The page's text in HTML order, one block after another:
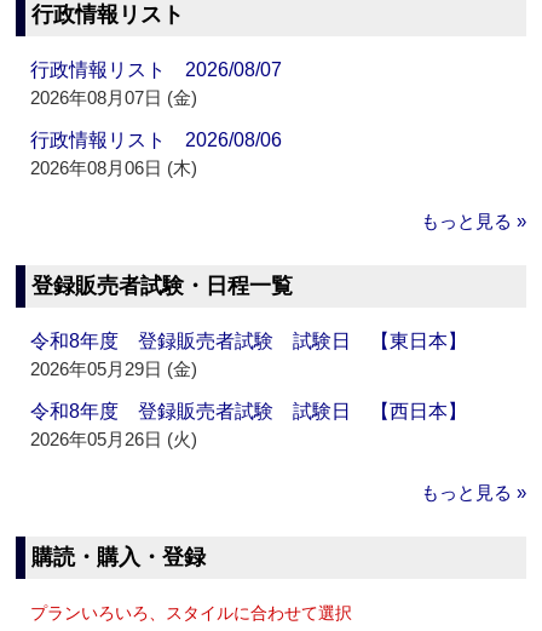
行政情報リスト
行政情報リスト 2026/08/07
2026年08月07日 (金)
行政情報リスト 2026/08/06
2026年08月06日 (木)
もっと見る »
登録販売者試験・日程一覧
令和8年度 登録販売者試験 試験日 【東日本】
2026年05月29日 (金)
令和8年度 登録販売者試験 試験日 【西日本】
2026年05月26日 (火)
もっと見る »
購読・購入・登録
プランいろいろ、スタイルに合わせて選択